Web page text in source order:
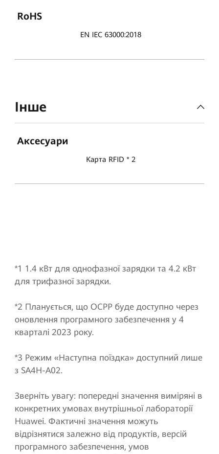
RoHS
EN IEC 63000:2018
Інше
Аксесуари
Карта RFID * 2
*1 1.4 кВт для однофазної зарядки та 4.2 кВт
для трифазної зарядки.
*2 Планується, що OCPP буде доступно через
оновлення програмного забезпечення у 4
кварталі 2023 року.
*3 Режим «Наступна поїздка» доступний лише
з SA4H-A02.
Зверніть увагу: попередні значення виміряні в
конкретних умовах внутрішньої лабораторії
Huawei. Фактичні значення можуть
відрізнятися залежно від продуктів, версій
програмного забезпечення, умов